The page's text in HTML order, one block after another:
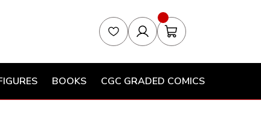
BOOKS CGC GRADED COMICS